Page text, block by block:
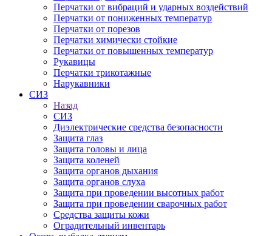
Перчатки от вибраций и ударных воздействий
Перчатки от пониженных температур
Перчатки от порезов
Перчатки химически стойкие
Перчатки от повышенных температур
Рукавицы
Перчатки трикотажные
Нарукавники
СИЗ
Назад
СИЗ
Диэлектрические средства безопасности
Защита глаз
Защита головы и лица
Защита коленей
Защита органов дыхания
Защита органов слуха
Защита при проведении высотных работ
Защита при проведении сварочных работ
Средства защиты кожи
Оградительный инвентарь